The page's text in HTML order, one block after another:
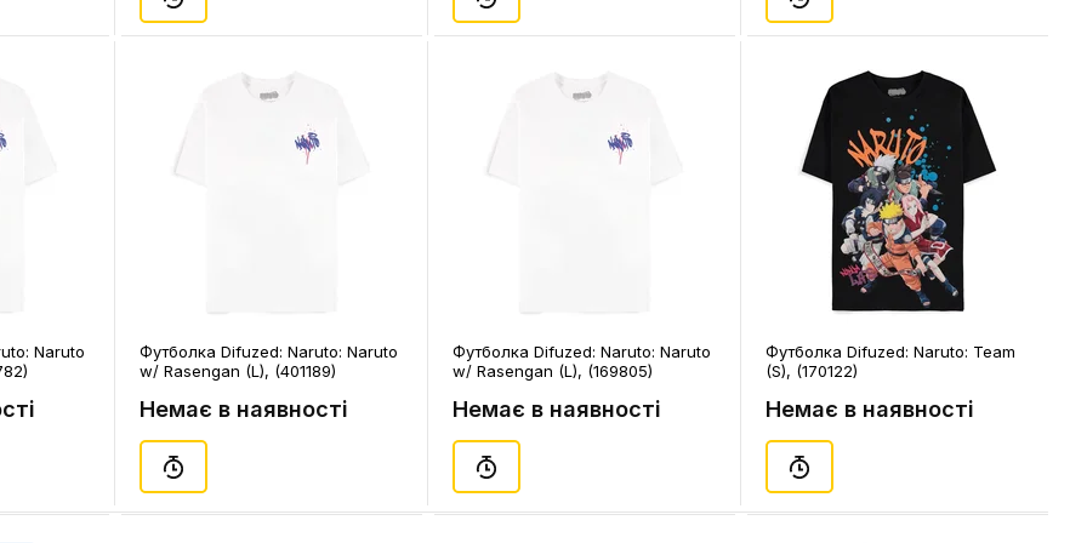
Naruto
Футболка Difuzed: Naruto: Naruto
w/ Rasengan (L), (401189)
Немає в наявності
Футболка Difuzed: Naruto: Naruto
w/ Rasengan (L), (169805)
Немає в наявності
Футболка Difuzed: Naruto: Team
(S), (170122)
Немає в наявності